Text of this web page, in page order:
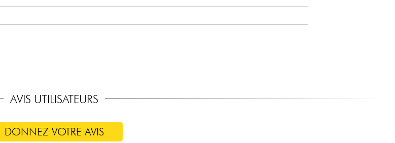
AVIS UTILISATEURS
DONNEZ VOTRE AVIS